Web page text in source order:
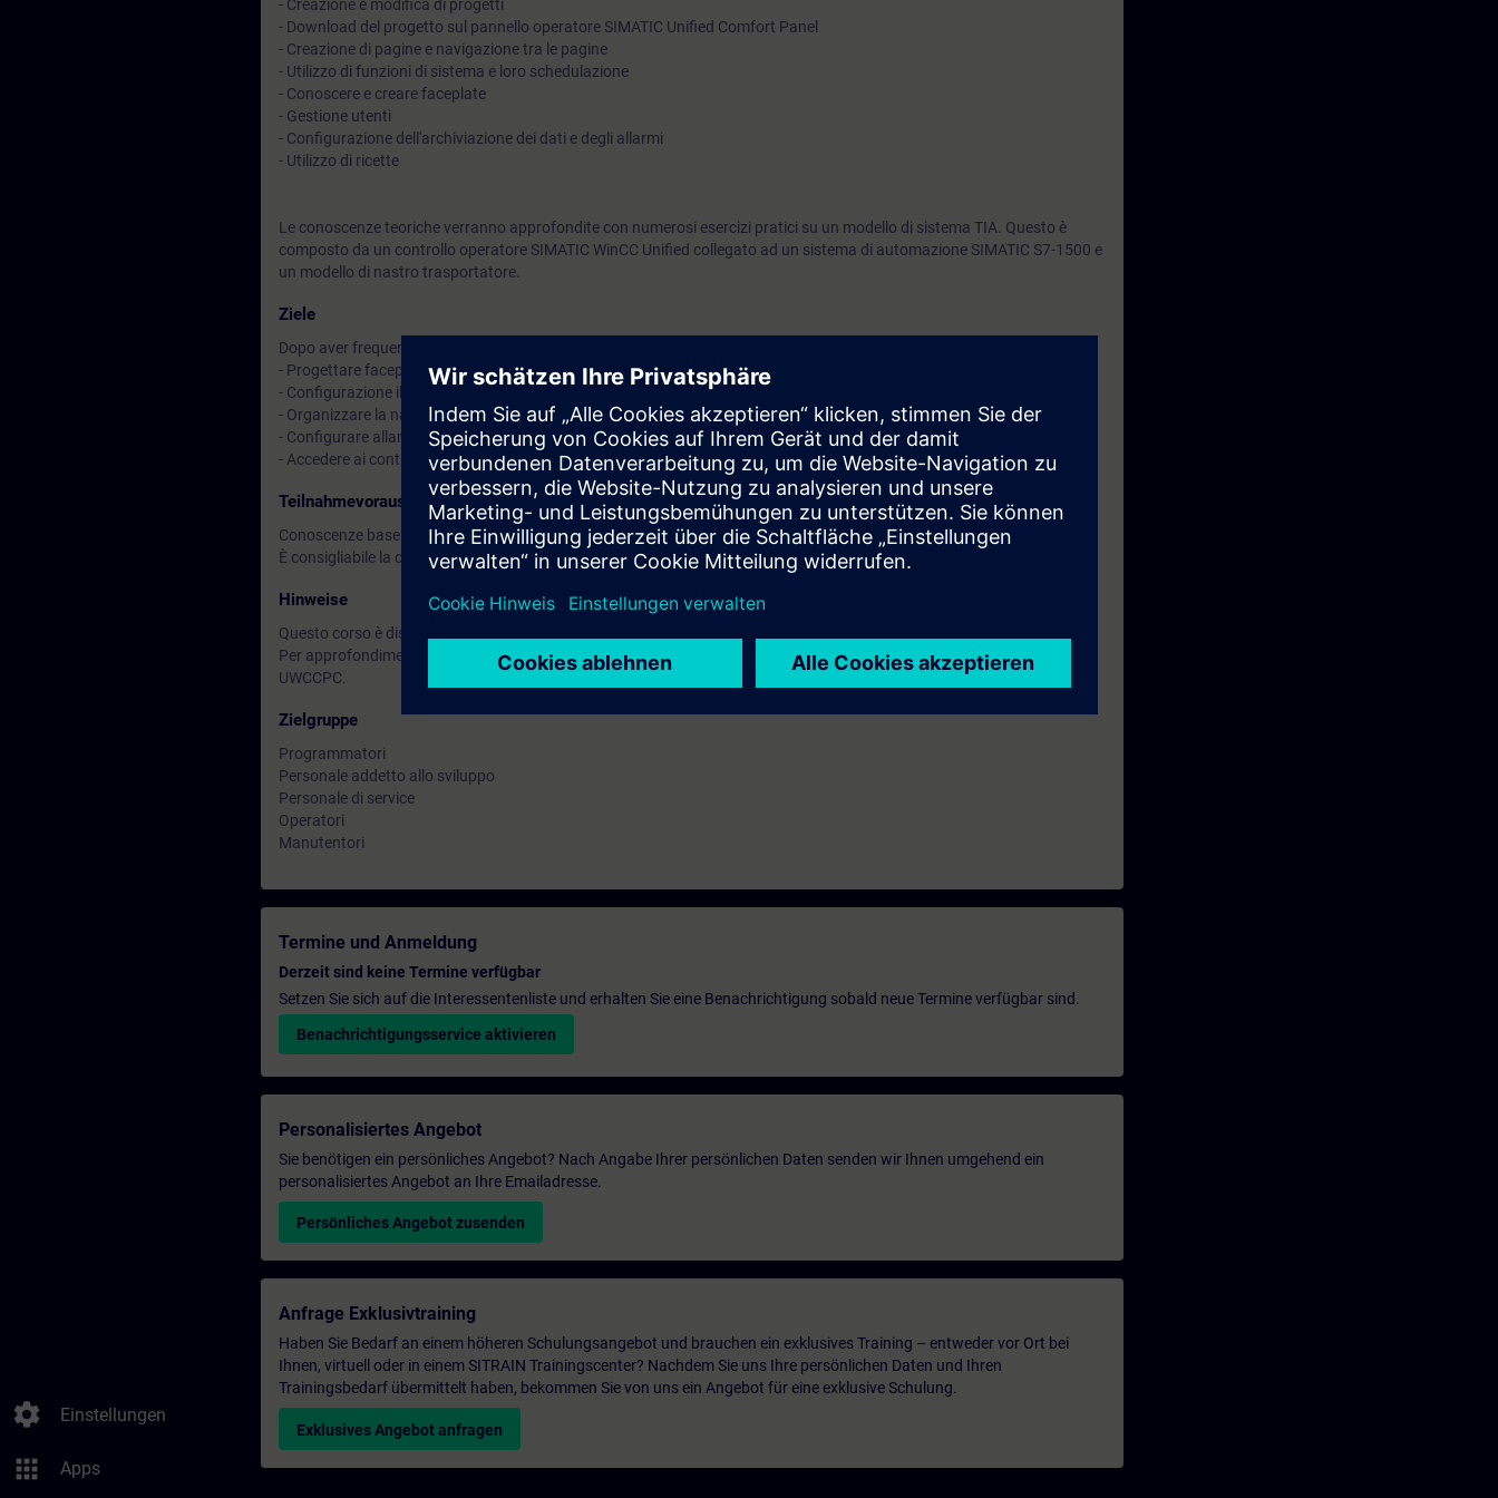
settings Einstellungen
apps Apps
- Creazione e modifica di progetti
- Download del progetto sul pannello operatore SIMATIC Unified Comfort Panel
- Creazione di pagine e navigazione tra le pagine
- Utilizzo di funzioni di sistema e loro schedulazione
- Conoscere e creare faceplate
- Gestione utenti
- Configurazione dell'archiviazione dei dati e degli allarmi
- Utilizzo di ricette
Le conoscenze teoriche verranno approfondite con numerosi esercizi pratici su un modello di sistema TIA. Questo è
composto da un controllo operatore SIMATIC WinCC Unified collegato ad un sistema di automazione SIMATIC S7-1500 e
un modello di nastro trasportatore.
Ziele
Dopo aver frequentato il corso sarai in grado di:
- Progettare faceplate e creare semplici dinamizzazioni
- Configurazione il sistema in maniera efficiente tramite l'uso di faceplate
- Organizzare la navigazione tra le pagine
- Configurare allarmi e messaggi
- Accedere ai controllori S7
Teilnahmevoraussetzung
Conoscenze base dei sistemi di automazione.
È consigliabile la conoscenza del sistema di automazione SIMATIC S7-1500.
Hinweise
Questo corso è disponibile anche in modalità Virtual Classroom: E-UWCCM.
Per approfondimenti orientati all'impiego di SIMATIC WinCC Unified come SCADA è disponibile il corso successivo TIA-
UWCCPC.
Zielgruppe
Programmatori
Personale addetto allo sviluppo
Personale di service
Operatori
Manutentori
Termine und Anmeldung
Derzeit sind keine Termine verfügbar
Setzen Sie sich auf die Interessentenliste und erhalten Sie eine Benachrichtigung sobald neue Termine verfügbar sind.
Benachrichtigungsservice aktivieren
Personalisiertes Angebot
Sie benötigen ein persönliches Angebot? Nach Angabe Ihrer persönlichen Daten senden wir Ihnen umgehend ein
personalisiertes Angebot an Ihre Emailadresse.
Persönliches Angebot zusenden
Anfrage Exklusivtraining
Haben Sie Bedarf an einem höheren Schulungsangebot und brauchen ein exklusives Training – entweder vor Ort bei
Ihnen, virtuell oder in einem SITRAIN Trainingscenter? Nachdem Sie uns Ihre persönlichen Daten und Ihren
Trainingsbedarf übermittelt haben, bekommen Sie von uns ein Angebot für eine exklusive Schulung.
Exklusives Angebot anfragen